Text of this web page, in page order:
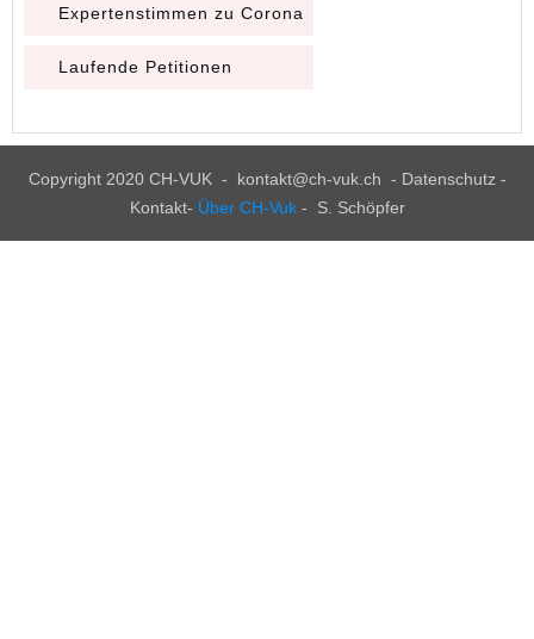
Expertenstimmen zu Corona
Laufende Petitionen
Copyright 2020 CH-VUK- kontakt@ch-vuk.ch - Datenschutz -
Kontakt- Über CH-Vuk- S. Schöpfer